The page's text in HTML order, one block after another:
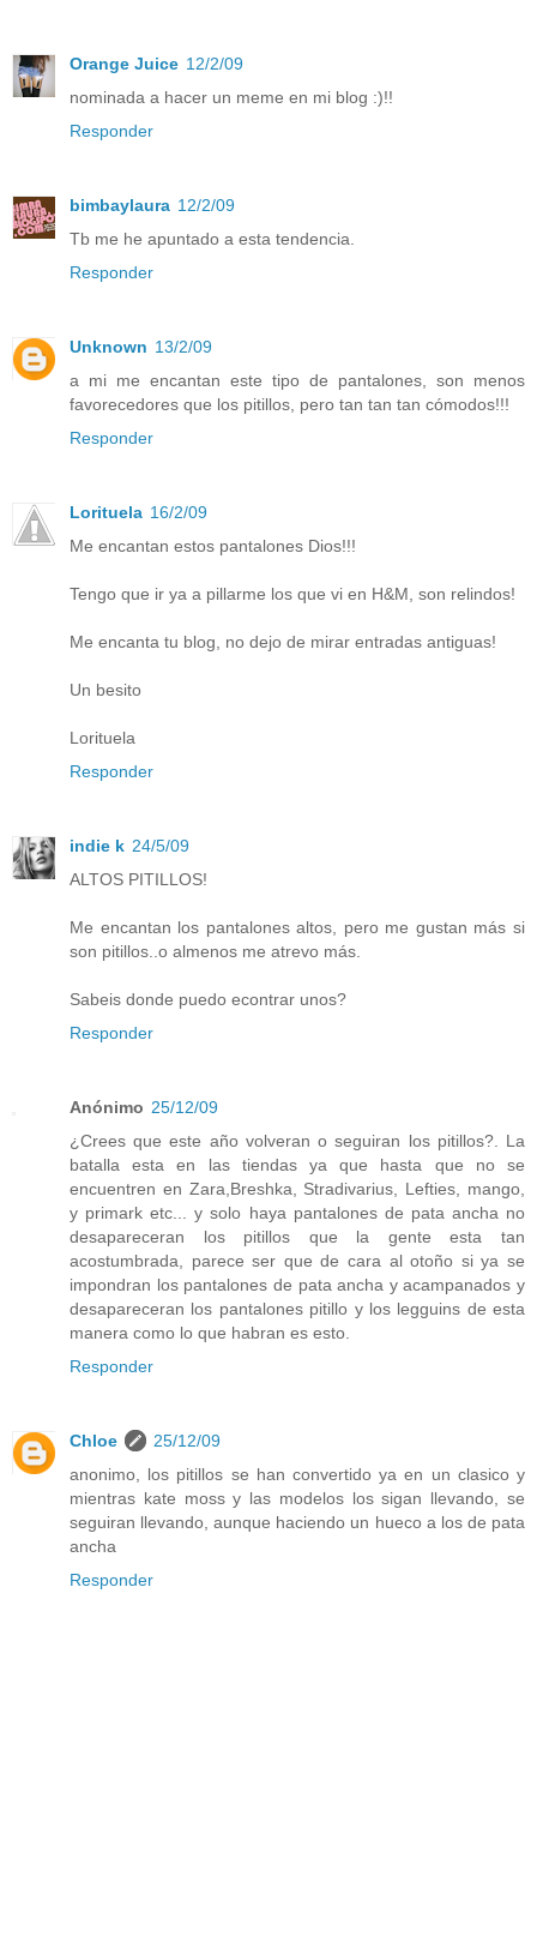
Orange Juice 12/2/09
nominada a hacer un meme en mi blog :)!!
Responder
bimbaylaura 12/2/09
Tb me he apuntado a esta tendencia.
Responder
Unknown 13/2/09
a mi me encantan este tipo de pantalones, son menos
favorecedores que los pitillos, pero tan tan tan cómodos!!!
Responder
Lorituela 16/2/09
Me encantan estos pantalones Dios!!!
Tengo que ir ya a pillarme los que vi en H&M, son relindos!
Me encanta tu blog, no dejo de mirar entradas antiguas!
Un besito
Lorituela
Responder
indie k 24/5/09
ALTOS PITILLOS!
Me encantan los pantalones altos, pero me gustan más si
son pitillos..o almenos me atrevo más.
Sabeis donde puedo econtrar unos?
Responder
Anónimo 25/12/09
¿Crees que este año volveran o seguiran los pitillos?. La
batalla esta en las tiendas ya que hasta que no se
encuentren en Zara,Breshka, Stradivarius, Lefties, mango,
y primark etc... y solo haya pantalones de pata ancha no
desapareceran los pitillos que la gente esta tan
acostumbrada, parece ser que de cara al otoño si ya se
impondran los pantalones de pata ancha y acampanados y
desapareceran los pantalones pitillo y los legguins de esta
manera como lo que habran es esto.
Responder
Chloe
25/12/09
anonimo, los pitillos se han convertido ya en un clasico y
mientras kate moss y las modelos los sigan llevando, se
seguiran llevando, aunque haciendo un hueco a los de pata
ancha
Responder